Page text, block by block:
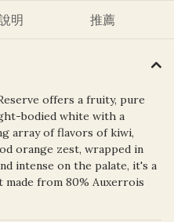
明 推薦
offers a fruity, pure
bodied white with a
array of flavors of kiwi,
orange zest, wrapped in
intense on the palate, it's a
from 80% Auxerrois